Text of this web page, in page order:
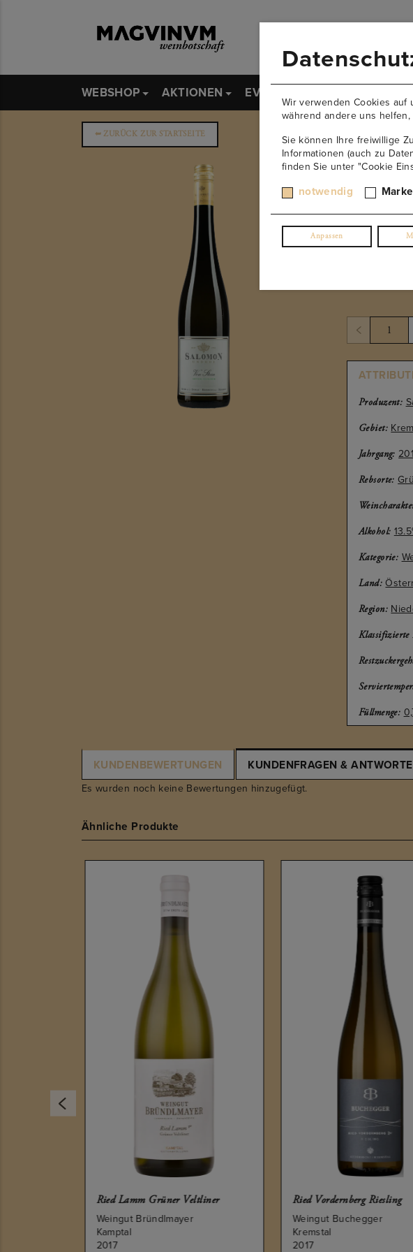
WEBSHOP AKTIONEN EVENTS
➥ZURÜCK ZUR STARTSEITE
Von
€32.90 /
Produzent:
Gebiet:
Jahrgang:
Rebsorte:
Alkohol:
Kategorie:
Land:
Region:
Klassifizierte
Füllmenge:
KUNDENBEWERTUNGEN KUNDENFRAGEN &
Es wurden noch keine Bewertungen hinzugefügt.
Ähnliche Produkte
Ried Lamm Grüner Veltliner
Weingut Bründlmayer
Kamptal
2017
Ried Vordernberg Riesling
Weingut Buchegger
Kremstal
2017
Wir verwenden Cookies auf
während andere uns
Sie können Ihre freiwillige
Informationen (auch zu
finden Sie unter "Cookie
notwendig
Anpassen